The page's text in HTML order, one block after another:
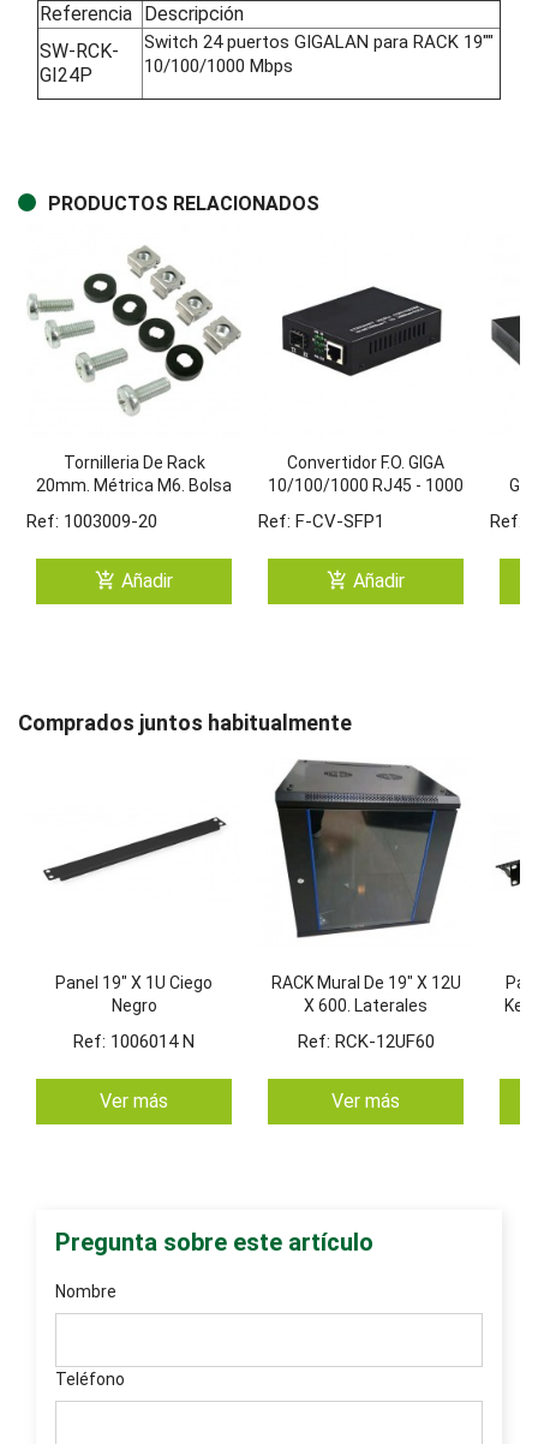
Referencia Descripción
SW-RCK-
GI24P
Switch 24 puertos GIGALAN para RACK 19""
10/100/1000 Mbps
PRODUCTOS RELACIONADOS
Tornilleria De Rack
20mm. Métrica M6. Bolsa
Ref: 1003009-20
add_shopping_cart Añadir
Convertidor F.O. GIGA
10/100/1000 RJ45 - 1000
Ref: F-CV-SFP1
add_shopping_cart Añadir
Ref:
Comprados juntos habitualmente
Panel 19" X 1U Ciego
Negro
Ref: 1006014 N
Ver más
RACK Mural De 19" X 12U
X 600. Laterales
Negro
Ref: RCK-12UF60
Ver más
Pregunta sobre este artículo
Nombre
Teléfono